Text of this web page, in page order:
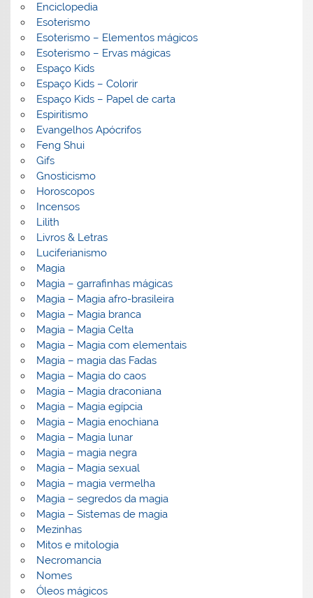
Enciclopedia
Esoterismo
Esoterismo – Elementos mágicos
Esoterismo – Ervas mágicas
Espaço Kids
Espaço Kids – Colorir
Espaço Kids – Papel de carta
Espiritismo
Evangelhos Apócrifos
Feng Shui
Gifs
Gnosticismo
Horoscopos
Incensos
Lilith
Livros & Letras
Luciferianismo
Magia
Magia – garrafinhas mágicas
Magia – Magia afro-brasileira
Magia – Magia branca
Magia – Magia Celta
Magia – Magia com elementais
Magia – magia das Fadas
Magia – Magia do caos
Magia – Magia draconiana
Magia – Magia egípcia
Magia – Magia enochiana
Magia – Magia lunar
Magia – magia negra
Magia – Magia sexual
Magia – magia vermelha
Magia – segredos da magia
Magia – Sistemas de magia
Mezinhas
Mitos e mitologia
Necromancia
Nomes
Óleos mágicos